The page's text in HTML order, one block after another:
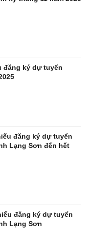
đăng ký dự tuyển
đăng ký dự tuyển
Lạng Sơn đến hết
đăng ký dự tuyển
Lạng Sơn